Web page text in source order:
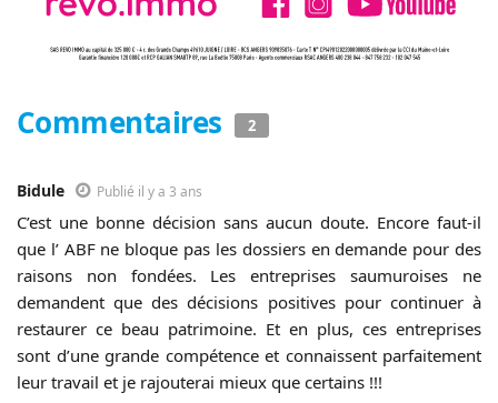
Commentaires 2
Bidule Publié il y a 3 ans
C’est une bonne décision sans aucun doute. Encore faut-il
que l’ ABF ne bloque pas les dossiers en demande pour des
raisons non fondées. Les entreprises saumuroises ne
demandent que des décisions positives pour continuer à
restaurer ce beau patrimoine. Et en plus, ces entreprises
sont d’une grande compétence et connaissent parfaitement
leur travail et je rajouterai mieux que certains !!!